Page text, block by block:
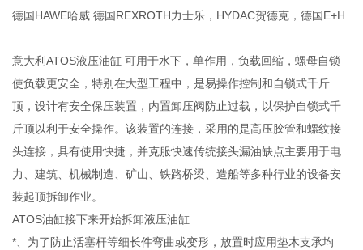
德国HAWE哈威 德国REXROTH力士乐，HYDAC贺德克，德国E+H
意大利ATOS液压油缸 可用于水下，单作用，负载回缩，螺母自锁
使负载更安全，特别在大型工程中，是易操作控制和自锁式千斤
顶，设计有安全保压装置，内置卸压阀防止过载，以保护自锁式千
斤顶以利于安全操作。该装置的连接，采用的是高压胶管和螺纹接
头连接，具有使用快捷，并克服快速传统接头漏油缺点主要用于电
力、建筑、机械制造、矿山、铁路桥梁、造船等多种行业的设备安
装起顶拆卸作业。
ATOS油缸接下来开始拆卸液压油缸
*、为了防止活塞杆等细长件弯曲或变形，放置时应用垫木支承均